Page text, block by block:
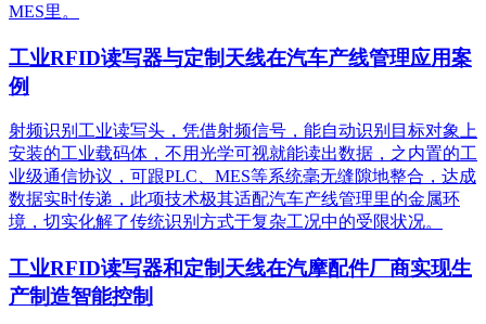
MES里。
工业RFID读写器与定制天线在汽车产线管理应用案
例
射频识别工业读写头，凭借射频信号，能自动识别目标对象上
安装的工业载码体，不用光学可视就能读出数据，之内置的工
业级通信协议，可跟PLC、MES等系统毫无缝隙地整合，达成
数据实时传递，此项技术极其适配汽车产线管理里的金属环
境，切实化解了传统识别方式于复杂工况中的受限状况。
工业RFID读写器和定制天线在汽摩配件厂商实现生
产制造智能控制